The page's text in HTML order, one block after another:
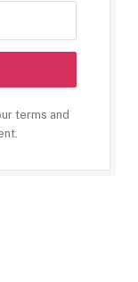
terms and